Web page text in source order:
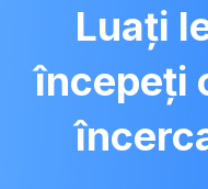
Luați
începeți